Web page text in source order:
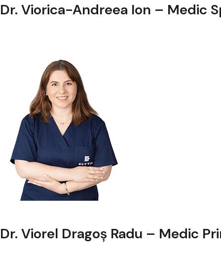
Dr. Viorica-Andreea Ion – Medic
Dr. Viorel Dragoş Radu – Medic